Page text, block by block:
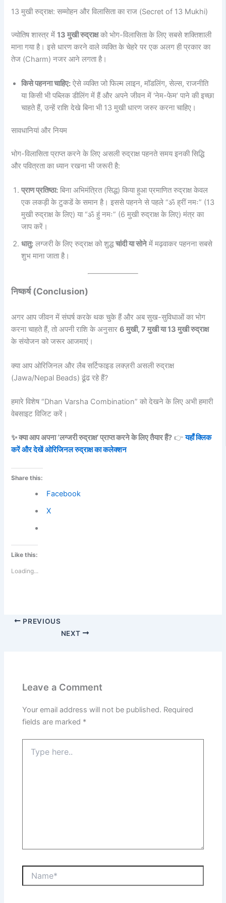
13 मुखी रुद्राक्ष: सम्मोहन और विलासिता का राज (Secret of 13 Mukhi)
ज्योतिष शास्त्र में13 मुखी रुद्राक्षको भोग-विलासिता के लिए सबसे शक्तिशाली
माना गया है। इसे धारण करने वाले व्यक्ति के चेहरे पर एक अलग ही प्रकार का
तेज (Charm) नजर आने लगता है।
किसे पहनना चाहिए: ऐसे व्यक्ति जो फिल्म लाइन, मॉडलिंग, सेल्स, राजनीति
या किसी भी पब्लिक डीलिंग में हैं और अपने जीवन में ‘नेम-फेम’ पाने की इच्छा
चाहते हैं, उन्हें राशि देखे बिना भी 13 मुखी धारण जरुर करना चाहिए।
सावधानियां और नियम
भोग-विलासिता प्राप्त करने के लिए असली रुद्राक्ष पहनते समय इनकी सिद्धि
और पवित्रता का ध्यान रखना भी जरूरी है:
प्राण प्रतिष्ठा: बिना अभिमंत्रित (सिद्ध) किया हुआ प्रमाणित रुद्राक्ष केवल
एक लकड़ी के टुकडें के समान है। इससे पहनने से पहले “ॐ ह्रीं नमः” (13
मुखी रुद्राक्ष के लिए) या “ॐ हुं नमः” (6 मुखी रुद्राक्ष के लिए) मंत्र का
जाप करें।
धातु: लग्जरी के लिए रुद्राक्ष को शुद्धचांदी या सोनेमें मढ़वाकर पहनना सबसे
शुभ माना जाता है।
निष्कर्ष (Conclusion)
अगर आप जीवन में संघर्ष करके थक चुके हैं और अब सुख-सुविधाओं का भोग
करना चाहते हैं, तो अपनी राशि के अनुसार6 मुखी, 7 मुखी या 13 मुखी रुद्राक्ष
के संयोजन को जरूर आजमाएं।
क्या आप ओरिजिनल और लैब सर्टिफाइड लक्ज़री असली रुद्राक्ष
(Jawa/Nepal Beads) ढूंढ रहे हैं?
हमारे विशेष “Dhan Varsha Combination” को देखने के लिए अभी हमारी
वेबसाइट विजिट करें।
✨ क्या आप अपना ‘लग्जरी रुद्राक्ष’ प्राप्त करने के लिए तैयार हैं? 👉यहाँ क्लिक
करें और देखें ओरिजिनल रुद्राक्ष का कलेक्शन
Share this:
Facebook
X
Like this:
Loading...
PREVIOUS
NEXT
Leave a Comment
Your email address will not be published. Required
fields are marked *
here..